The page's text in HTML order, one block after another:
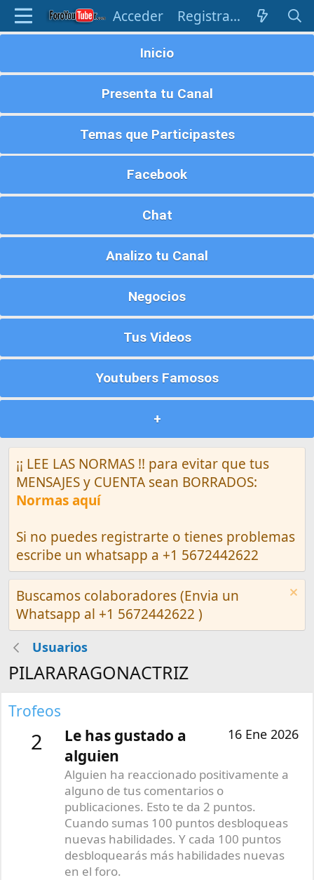
Acceder Registrarse
Inicio
Presenta tu Canal
Temas que Participastes
Facebook
Chat
Analizo tu Canal
Negocios
Tus Videos
Youtubers Famosos
+
¡¡ LEE LAS NORMAS !! para evitar que tus
MENSAJES y CUENTA sean BORRADOS:
Normas aquí
Si no puedes registrarte o tienes problemas
escribe un whatsapp a +1 5672442622
Buscamos colaboradores (Envia un
Whatsapp al +1 5672442622 )
Usuarios
PILARARAGONACTRIZ
Trofeos
2 16 Ene 2026
Le has gustado a
alguien
Alguien ha reaccionado positivamente a
alguno de tus comentarios o
publicaciones. Esto te da 2 puntos.
Cuando sumas 100 puntos desbloqueas
nuevas habilidades. Y cada 100 puntos
desbloquearás más habilidades nuevas
en el foro.